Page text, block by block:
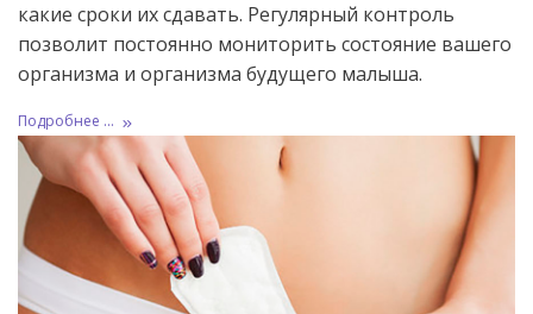
какие сроки их сдавать. Регулярный контроль
позволит постоянно мониторить состояние вашего
организма и организма будущего малыша.
Подробнее ...